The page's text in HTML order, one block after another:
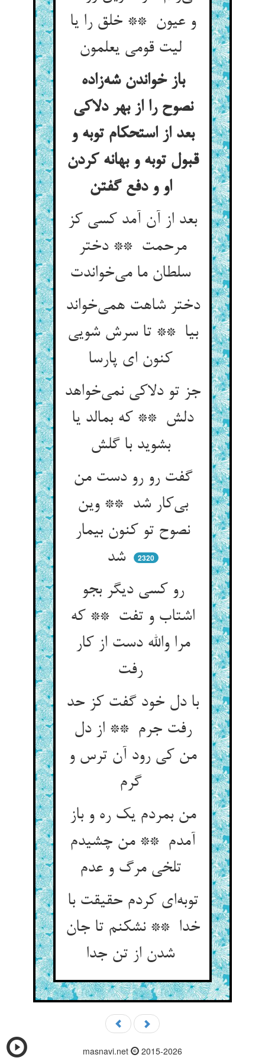
و عیون ** خلق را یا
لیت قومی یعلمون
باز خواندن شه‌زاده
نصوح را از بهر دلاکی
بعد از استحکام توبه و
قبول توبه و بهانه کردن
او و دفع گفتن
بعد از آن آمد کسی کز
مرحمت ** دختر
سلطان ما می‌خواندت
دختر شاهت همی‌خواند
بیا ** تا سرش شویی
جز تو دلاکی نمی‌خواهد
دلش ** که بمالد یا
بشوید با گلش
گفت رو رو دست من
بی‌کار شد ** وین
نصوح تو کنون بیمار
شد
2320
رو کسی دیگر بجو
اشتاب و تفت ** که
مرا والله دست از کار
با دل خود گفت کز حد
رفت جرم ** از دل
من کی رود آن ترس و
گرم
من بمردم یک ره و باز
آمدم ** من چشیدم
تلخی مرگ و عدم
توبه‌ای کردم حقیقت با
خدا ** نشکنم تا جان
شدن از تن جدا
masnavi.net 2015-2026